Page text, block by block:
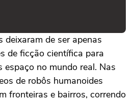
deixaram de ser apenas
de ficção científica para
espaço no mundo real. Nas
de robôs humanoides
fronteiras e bairros, correndo